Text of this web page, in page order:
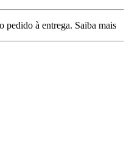
pedido à entrega. Saiba mais